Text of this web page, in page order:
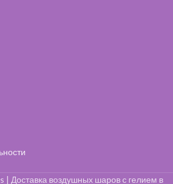
| Доставка воздушных шаров с гелием в